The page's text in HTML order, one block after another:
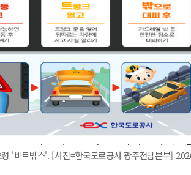
령 '비트밖스'. [사진=한국도로공사 광주전남본부]